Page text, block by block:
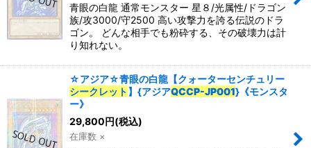
青眼の白龍 通常モンスター 星８/光属性/ドラゴン
族/攻3000/守2500 高い攻撃力を誇る伝説のドラ
ゴン。 どんな相手でも粉砕する、その破壊力は計
り知れない。
☆アジア☆青眼の白龍【クォーターセンチュリー
シークレット】{アジアQCCP-JP001}《モンスタ
ー》
29,800円(税込)
在庫数 ×